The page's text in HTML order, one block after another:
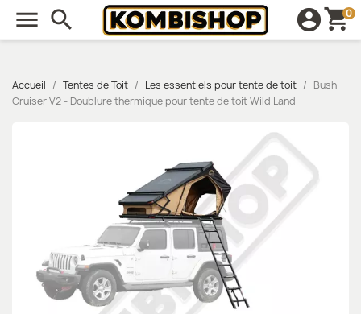
 shopping_cart
0
account_circle
search
Accueil Tentes de Toit Les essentiels pour tente de toit
Bush
Cruiser V2 - Doublure thermique pour tente de toit Wild Land